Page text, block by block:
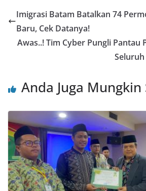
Imigrasi Batam Batalkan 74
Baru, Cek Datanya!
Awas..! Tim Cyber Pungli Pantau
Seluruh
Anda Juga Mungkin